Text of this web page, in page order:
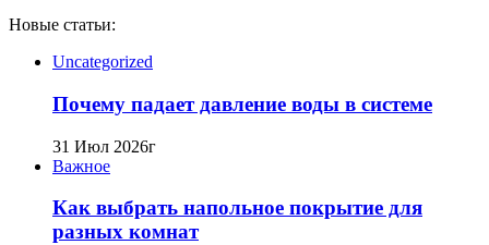
Новые статьи:
Uncategorized
Почему падает давление воды в системе
31 Июл 2026г
Важное
Как выбрать напольное покрытие для
разных комнат